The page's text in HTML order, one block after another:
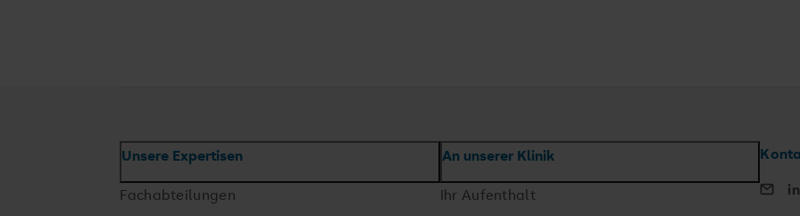
Unsere Expertisen
Fachabteilungen
An unserer Klinik
Ihr Aufenthalt